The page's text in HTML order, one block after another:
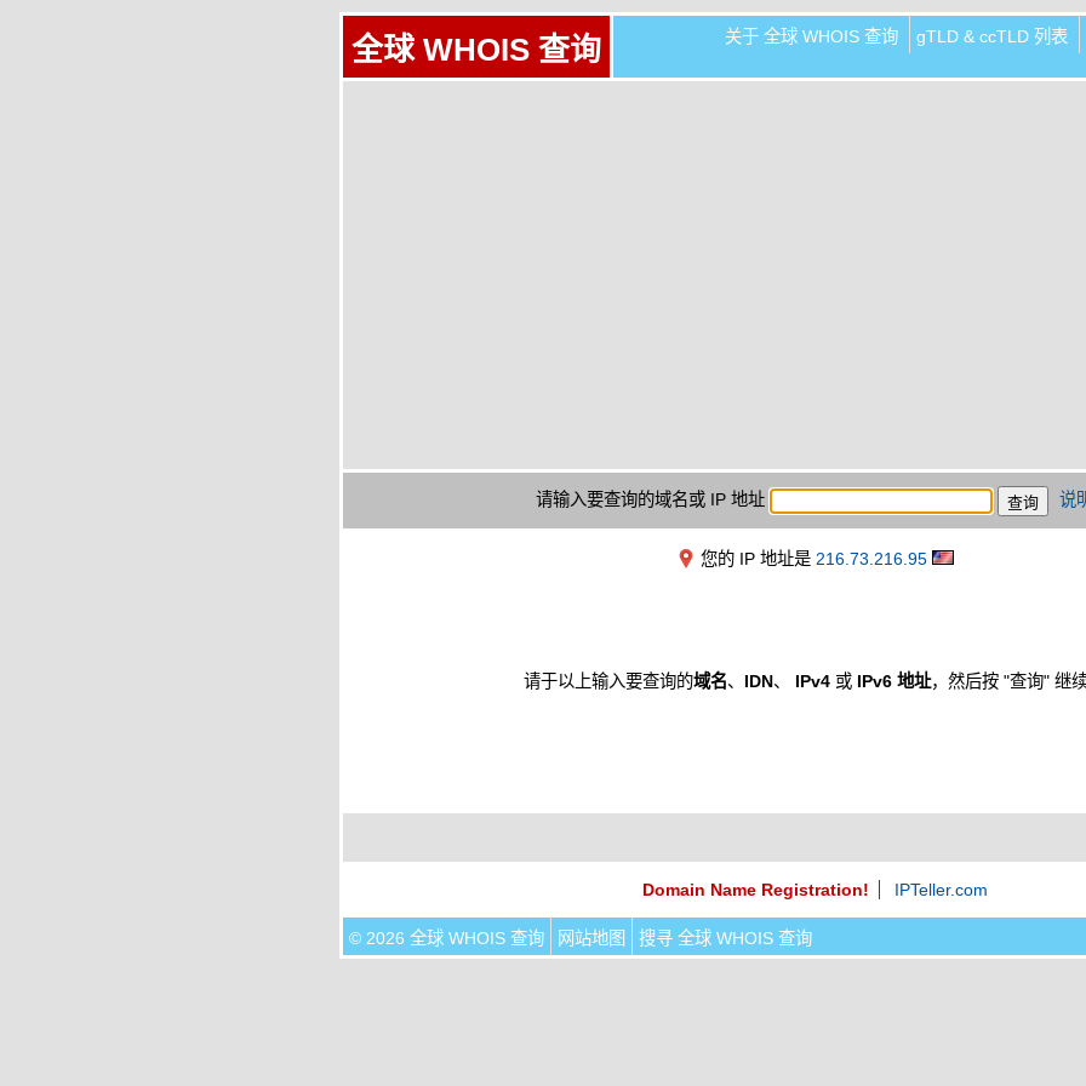
全球 WHOIS 查询 关于 全球 WHOIS 查询 gTLD & ccTLD 列表
请输入要查询的域名或 IP 地址 说
您的 IP 地址是 216.73.216.95
请于以上输入要查询的域名、 IDN、 IPv4 或 IPv6 地址，然后按 "查询" 继续
Domain Name Registration! IPTeller.com
© 2026 全球 WHOIS 查询 网站地图 搜寻 全球 WHOIS 查询